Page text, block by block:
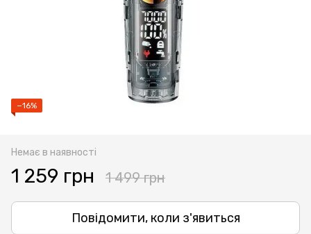
−16%
Немає в наявності
1 259 грн 1 499 грн
Повідомити, коли з'явиться